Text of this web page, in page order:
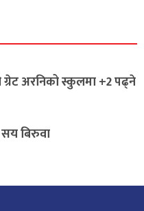
अरनिको स्कुलमा +2 पढ्ने
सय बिरुवा